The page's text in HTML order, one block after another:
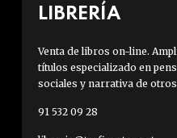
LIBRERÍA
Venta de libros on-line.
títulos especializado en
sociales y narrativa de
91 532 09 28